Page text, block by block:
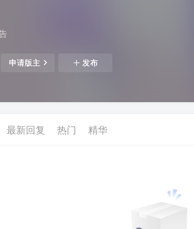
申请版主 发布
最新回复 热门 精华